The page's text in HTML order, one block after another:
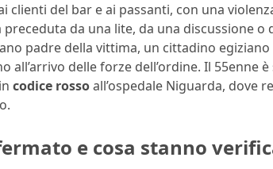
clienti del bar e ai passanti, con una
da una lite, da una discussione
padre della vittima, un cittadino
all’arrivo delle forze dell’ordine. Il 55enne
codice rossoall’ospedale Niguarda, dove
e cosa stanno